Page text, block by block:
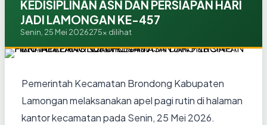
KEDISIPLINAN ASN DAN PERSIAPAN HARI
JADI LAMONGAN KE-457
Senin, 25 Mei 2026275x dilihat
Pemerintah Kecamatan Brondong Kabupaten
Lamongan melaksanakan apel pagi rutin di halaman
kantor kecamatan pada Senin, 25 Mei 2026.